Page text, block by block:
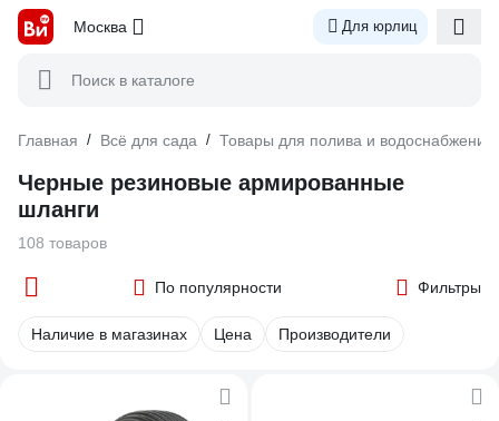
Москва Для юрлиц
Поиск в каталоге
Главная / Всё для сада / Товары для полива и водоснабжения
Черные резиновые армированные
шланги
108 товаров
По популярности Фильтры
Наличие в магазинах Цена Производители